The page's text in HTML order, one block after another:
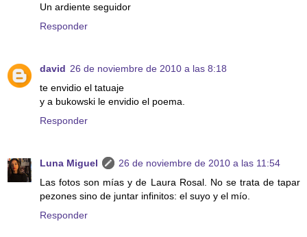
Un ardiente seguidor
Responder
david 26 de noviembre de 2010 a las 8:18
te envidio el tatuaje
y a bukowski le envidio el poema.
Responder
Luna Miguel
26 de noviembre de 2010 a las 11:54
Las fotos son mías y de Laura Rosal. No se trata de tapar
pezones sino de juntar infinitos: el suyo y el mío.
Responder